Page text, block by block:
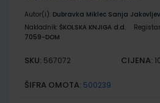
Autor(i): Dubravka Miklec Sanja
Nakladnik: ŠKOLSKA KNJIGA d.d.
7059-DOM
SKU: 567072 CIJENA:
ŠIFRA OMOTA: 500239